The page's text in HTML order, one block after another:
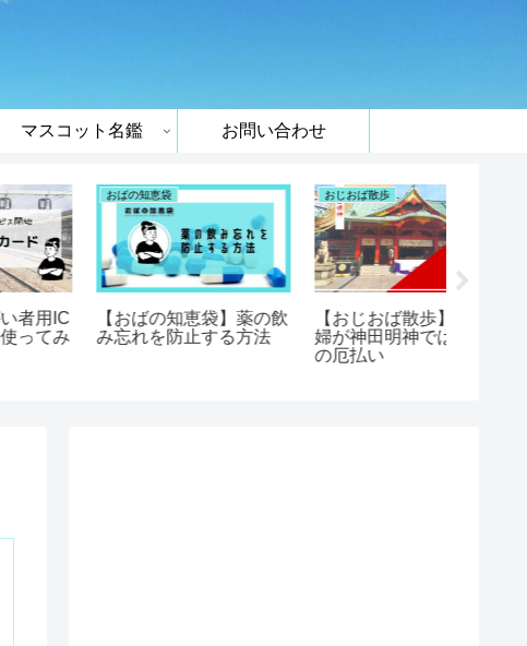
マスコット名鑑 お問い合わせ
おじの入院記録
【体験談】入院生活を食
事で振り返ってみた～お
クッキングおじ
【クッキングおじ】肉じ
ゃが【クックフォーミ